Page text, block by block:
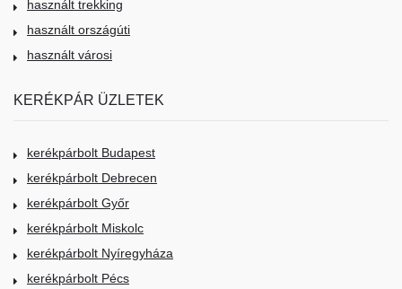
használt trekking
használt országúti
használt városi
KERÉKPÁR ÜZLETEK
kerékpárbolt Budapest
kerékpárbolt Debrecen
kerékpárbolt Győr
kerékpárbolt Miskolc
kerékpárbolt Nyíregyháza
kerékpárbolt Pécs